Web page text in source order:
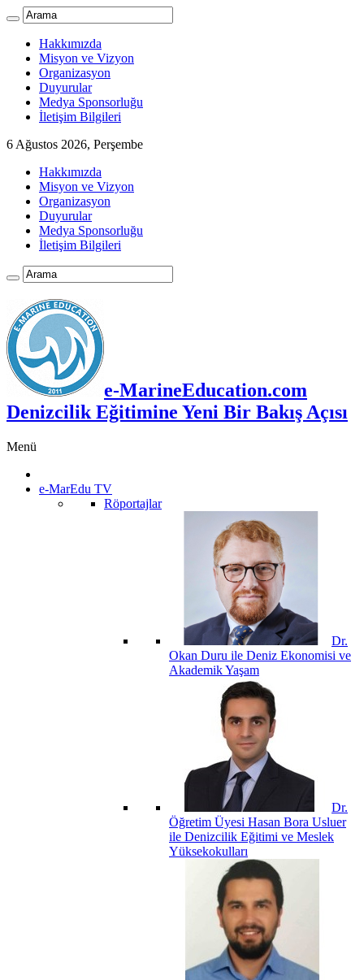
Hakkımızda
Misyon ve Vizyon
Organizasyon
Duyurular
Medya Sponsorluğu
İletişim Bilgileri
6 Ağustos 2026, Perşembe
Hakkımızda
Misyon ve Vizyon
Organizasyon
Duyurular
Medya Sponsorluğu
İletişim Bilgileri
e-MarineEducation.com
Denizcilik Eğitimine Yeni Bir Bakış Açısı
Menü
e-MarEdu TV
Röportajlar
Dr.
Okan Duru ile Deniz Ekonomisi ve
Akademik Yaşam
Dr.
Öğretim Üyesi Hasan Bora Usluer
ile Denizcilik Eğitimi ve Meslek
Yüksekokulları